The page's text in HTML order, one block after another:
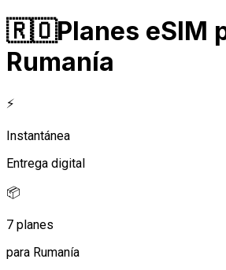
🇷🇴Planes eSIM
Rumanía
⚡
Instantánea
Entrega digital
📦
7 planes
para Rumanía